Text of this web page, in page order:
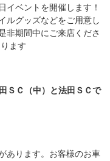
イベントを開催します！
ルグッズなどをご用意し
非期間中にご来店くださ
ます
ＳＣ（中）と法田ＳＣで
あります。お客様のお車